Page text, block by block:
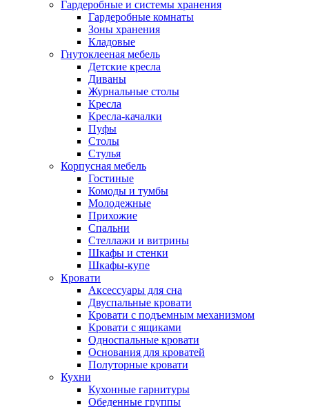
Гардеробные и системы хранения
Гардеробные комнаты
Зоны хранения
Кладовые
Гнутоклееная мебель
Детские кресла
Диваны
Журнальные столы
Кресла
Кресла-качалки
Пуфы
Столы
Стулья
Корпусная мебель
Гостиные
Комоды и тумбы
Молодежные
Прихожие
Спальни
Стеллажи и витрины
Шкафы и стенки
Шкафы-купе
Кровати
Аксессуары для сна
Двуспальные кровати
Кровати с подъемным механизмом
Кровати с ящиками
Односпальные кровати
Основания для кроватей
Полуторные кровати
Кухни
Кухонные гарнитуры
Обеденные группы